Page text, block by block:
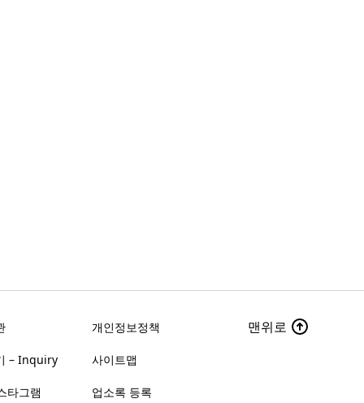
개인정보정책
– Inquiry 사이트맵
타그램 업소록 등록
맨위로